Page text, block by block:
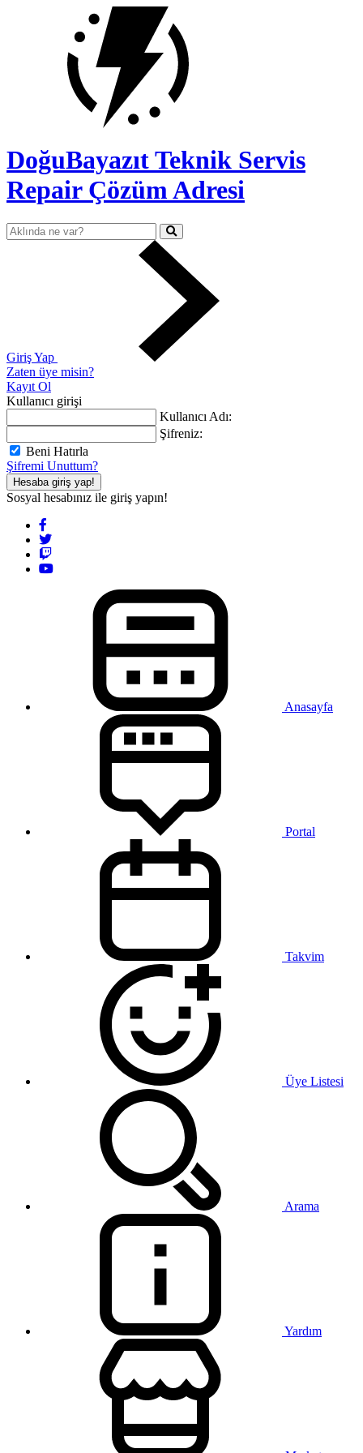
DoğuBayazıt Teknik Servis
Repair Çözüm Adresi
Giriş Yap
Zaten üye misin?
Kayıt Ol
Kullanıcı girişi
Kullanıcı Adı:
Şifreniz:
Beni Hatırla
Şifremi Unuttum?
Hesaba giriş yap!
Sosyal hesabınız ile giriş yapın!
Anasayfa
Portal
Takvim
Üye Listesi
Arama
Yardım